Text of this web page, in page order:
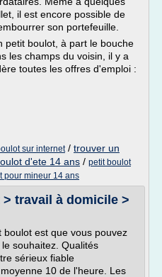
il est encore possible de
son portefeuille.
petit boulot, à part le bouche
les champs du voisin, il y a
toutes les offres d'emploi :
sur internet/ trouver un
d'ete 14 ans / petit boulot
pour mineur 14 ans
travail à domicile >
est que vous pouvez
souhaitez. Qualités
sérieux fiable
10 de l'heure. Les